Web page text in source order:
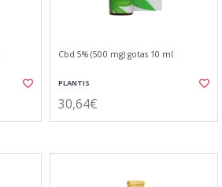
Cbd 5% (500 mg) gotas 10 ml
PLANTIS
30,64€